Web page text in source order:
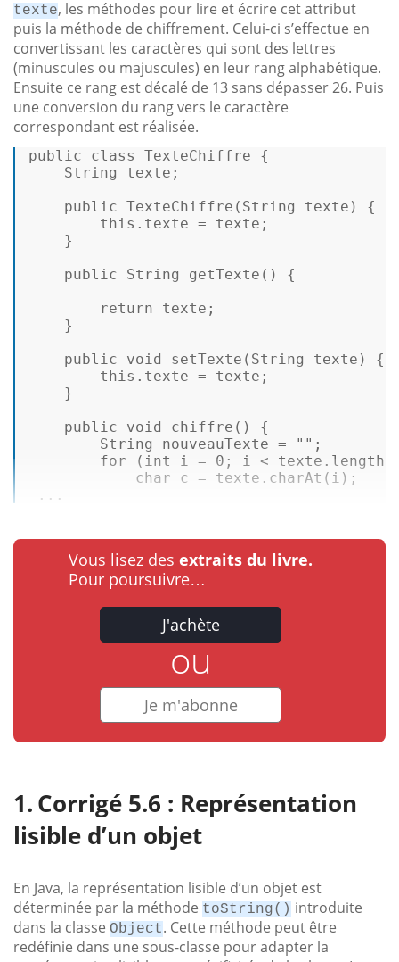
texte, les méthodes pour lire et écrire cet attribut
puis la méthode de chiffrement. Celui-ci s’effectue en
convertissant les caractères qui sont des lettres
(minuscules ou majuscules) en leur rang alphabétique.
Ensuite ce rang est décalé de 13 sans dépasser 26. Puis
une conversion du rang vers le caractère
correspondant est réalisée.
public class TexteChiffre {
String
texte;
public TexteChiffre ( String
texte) {
this . texte = texte;
}
public
String getTexte ( ) {
return texte;
}
public
void setTexte ( String texte ) {
this . texte = texte;
}
public
void chiffre ( ) {
String
nouveauTexte = "" ;
for (int i = 0 ; i < texte. length
char c = texte. charAt (i);
...
Vous lisez des extraits du livre.
Pour poursuivre…
J'achète
ou
Je m'abonne
Corrigé 5.6 : Représentation
lisible d’un objet
En Java, la représentation lisible d’un objet est
déterminée par la méthode toString() introduite
dans la classe Object. Cette méthode peut être
redéfinie dans une sous-classe pour adapter la